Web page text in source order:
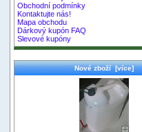
Obchodní podmínky
Kontaktujte nás!
Mapa obchodu
Dárkový kupón FAQ
Slevové kupóny
Nové zboží [více]